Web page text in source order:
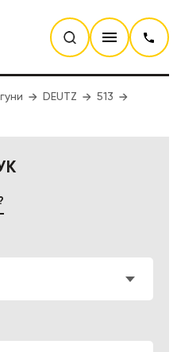
DEUTZ
513